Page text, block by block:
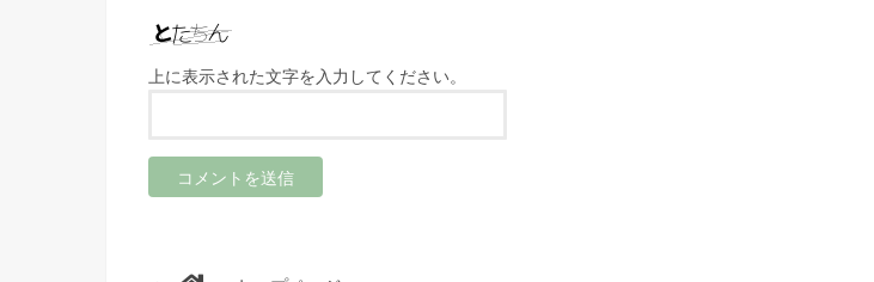
上に表示された文字を入力してください。